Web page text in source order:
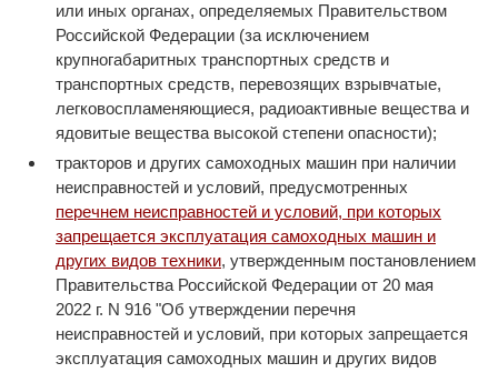
или иных органах, определяемых Правительством
Российской Федерации (за исключением
крупногабаритных транспортных средств и
транспортных средств, перевозящих взрывчатые,
легковоспламеняющиеся, радиоактивные вещества и
ядовитые вещества высокой степени опасности);
тракторов и других самоходных машин при наличии
неисправностей и условий, предусмотренных
перечнем неисправностей и условий, при которых
запрещается эксплуатация самоходных машин и
других видов техники, утвержденным постановлением
Правительства Российской Федерации от 20 мая
2022 г. N 916 "Об утверждении перечня
неисправностей и условий, при которых запрещается
эксплуатация самоходных машин и других видов